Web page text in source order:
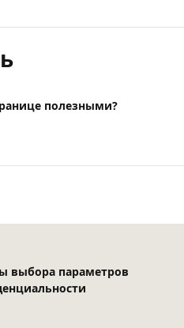
полезными?
выбора параметров